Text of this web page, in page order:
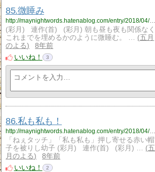
85.微睡み
http://maynightwords.hatenablog.com/entry/2018/04/16/222802
(彩月) 連作(首) (彩月) 朝も昼も夜も関係なく
これまでを埋めるかのように微睡む。 …
五月
のよる
8年前
いいね！
3
86.私も私も！
http://maynightwords.hatenablog.com/entry/2018/04/17/214912
「ねぇタッチ」「私も私も」押し寄せる赤い帽
子を被りし幼子 (彩月) 連作(首) (彩月) …
五
月のよる
8年前
いいね！
2